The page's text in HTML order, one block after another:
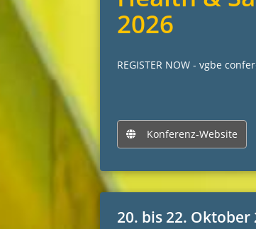
2026
REGISTER NOW - vgbe
Konferenz-Website
20. bis 22. Oktober